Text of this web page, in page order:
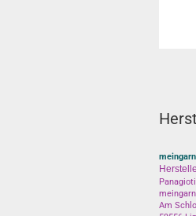
meingarn
meingarn
Am